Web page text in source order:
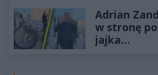
złotych
Adrian
w stronę
jajka…